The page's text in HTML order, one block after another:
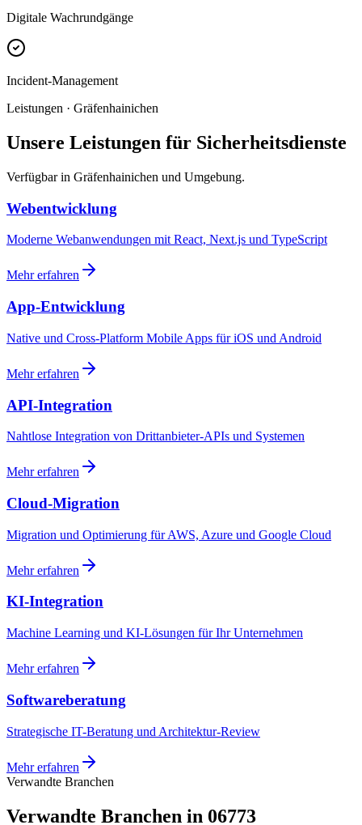
Digitale Wachrundgänge
Incident-Management
Leistungen · Gräfenhainichen
Unsere Leistungen für Sicherheitsdienste
Verfügbar in Gräfenhainichen und Umgebung.
Webentwicklung
Moderne Webanwendungen mit React, Next.js und TypeScript
Mehr erfahren
App-Entwicklung
Native und Cross-Platform Mobile Apps für iOS und Android
Mehr erfahren
API-Integration
Nahtlose Integration von Drittanbieter-APIs und Systemen
Mehr erfahren
Cloud-Migration
Migration und Optimierung für AWS, Azure und Google Cloud
Mehr erfahren
KI-Integration
Machine Learning und KI-Lösungen für Ihr Unternehmen
Mehr erfahren
Softwareberatung
Strategische IT-Beratung und Architektur-Review
Mehr erfahren
Verwandte Branchen
Verwandte Branchen in 06773